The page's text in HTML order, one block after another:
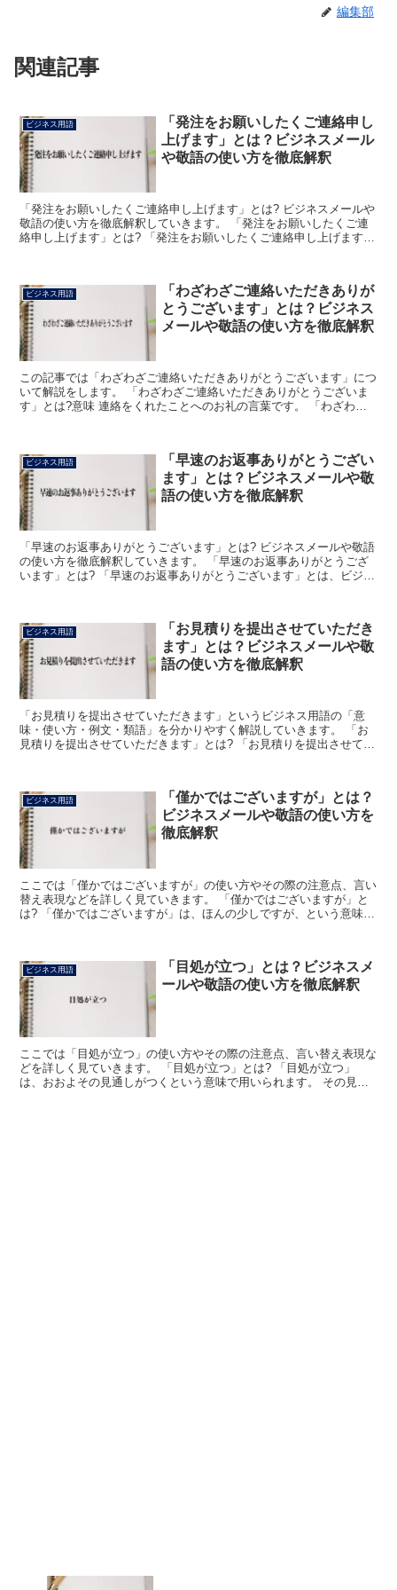
編集部
関連記事
ビジネス用語
「発注をお願いしたくご連絡申し
上げます」とは？ビジネスメール
や敬語の使い方を徹底解釈
「発注をお願いしたくご連絡申し上げます」とは? ビジネスメールや
敬語の使い方を徹底解釈していきます。 「発注をお願いしたくご連
絡申し上げます」とは? 「発注をお願いしたくご連絡申し上げます」
ビジネス用語
「わざわざご連絡いただきありが
とうございます」とは？ビジネス
メールや敬語の使い方を徹底解釈
この記事では「わざわざご連絡いただきありがとうございます」につ
いて解説をします。 「わざわざご連絡いただきありがとうございま
す」とは?意味 連絡をくれたことへのお礼の言葉です。 「わざわ
ビジネス用語
「早速のお返事ありがとうござい
ます」とは？ビジネスメールや敬
語の使い方を徹底解釈
「早速のお返事ありがとうございます」とは? ビジネスメールや敬語
の使い方を徹底解釈していきます。 「早速のお返事ありがとうござ
います」とは? 「早速のお返事ありがとうございます」とは、ビジネ
ビジネス用語
「お見積りを提出させていただき
ます」とは？ビジネスメールや敬
語の使い方を徹底解釈
「お見積りを提出させていただきます」というビジネス用語の「意
味・使い方・例文・類語」を分かりやすく解説していきます。 「お
見積りを提出させていただきます」とは? 「お見積りを提出させてい
ビジネス用語
「僅かではございますが」とは？
ビジネスメールや敬語の使い方を
徹底解釈
ここでは「僅かではございますが」の使い方やその際の注意点、言い
替え表現などを詳しく見ていきます。 「僅かではございますが」と
は? 「僅かではございますが」は、ほんの少しですが、という意味に
ビジネス用語
「目処が立つ」とは？ビジネスメ
ールや敬語の使い方を徹底解釈
ここでは「目処が立つ」の使い方やその際の注意点、言い替え表現な
どを詳しく見ていきます。 「目処が立つ」とは? 「目処が立つ」
は、おおよその見通しがつくという意味で用いられます。 その見通